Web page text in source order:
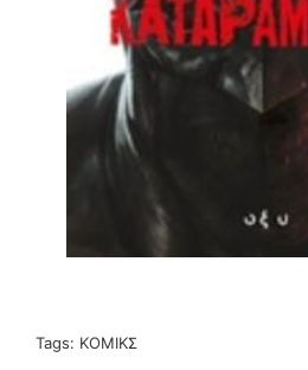
Tags: ΚΟΜΙΚΣ